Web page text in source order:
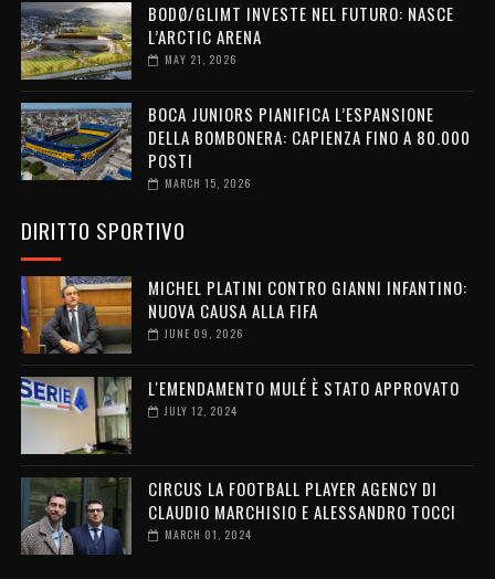
BODØ/GLIMT INVESTE NEL FUTURO: NASCE
L’ARCTIC ARENA
MAY 21, 2026
BOCA JUNIORS PIANIFICA L’ESPANSIONE
DELLA BOMBONERA: CAPIENZA FINO A 80.000
POSTI
MARCH 15, 2026
DIRITTO SPORTIVO
MICHEL PLATINI CONTRO GIANNI INFANTINO:
NUOVA CAUSA ALLA FIFA
JUNE 09, 2026
L'EMENDAMENTO MULÉ È STATO APPROVATO
JULY 12, 2024
CIRCUS LA FOOTBALL PLAYER AGENCY DI
CLAUDIO MARCHISIO E ALESSANDRO TOCCI
MARCH 01, 2024